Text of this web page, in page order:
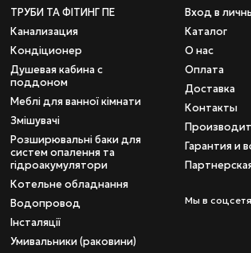
ТРУБИ ТА ФІТИНГ ПЕ
Канализация
Кондіционер
Душевая кабина с
поддоном
Меблі для ванної кімнати
Змішувачі
Розширювальні баки для
систем опалення та
гідроакумулятори
Котельне обладнання
Водопровод
Інсталяції
Умивальники (раковини)
Вход в
Каталог
О нас
Оплата
Доставка
Контакты
Гарантия и
Мы в